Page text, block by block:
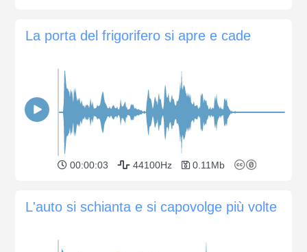
La porta del frigorifero si apre e cade
00:00:03 44100Hz 0.11Mb
L'auto si schianta e si capovolge più volte